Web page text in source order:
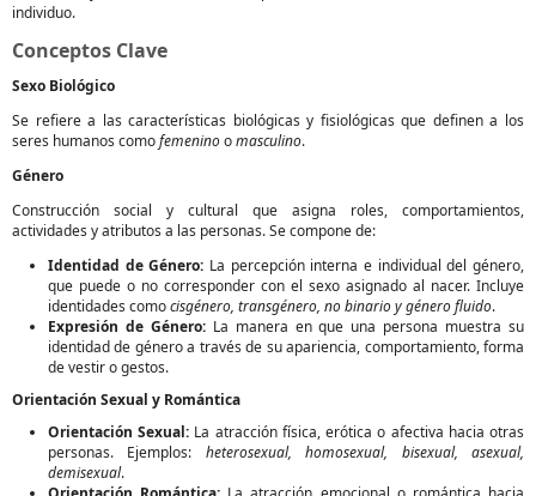
individuo.
Conceptos Clave
Sexo Biológico
Se refiere a las características biológicas y fisiológicas que definen a los
seres humanos comofemeninoomasculino.
Género
Construcción social y cultural que asigna roles, comportamientos,
actividades y atributos a las personas. Se compone de:
Identidad de Género: La percepción interna e individual del género,
que puede o no corresponder con el sexo asignado al nacer. Incluye
identidades comocisgénero, transgénero, no binario y género fluido.
Expresión de Género:La manera en que una persona muestra su
identidad de género a través de su apariencia, comportamiento, forma
de vestir o gestos.
Orientación Sexual y Romántica
Orientación Sexual: La atracción física, erótica o afectiva hacia otras
personas. Ejemplos: heterosexual, homosexual, bisexual, asexual,
demisexual.